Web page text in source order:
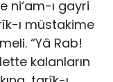
ni‘am-ı gayri
ı müstaki­me
“Yâ Rab!
kalanların